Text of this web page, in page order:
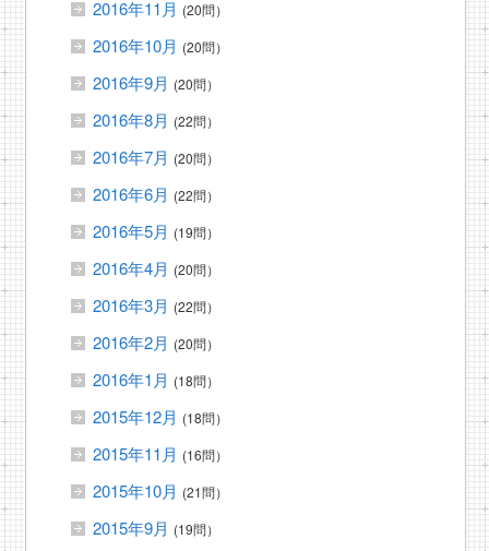
2016年11月 (20問）
2016年10月 (20問）
2016年9月 (20問）
2016年8月 (22問）
2016年7月 (20問）
2016年6月 (22問）
2016年5月 (19問）
2016年4月 (20問）
2016年3月 (22問）
2016年2月 (20問）
2016年1月 (18問）
2015年12月 (18問）
2015年11月 (16問）
2015年10月 (21問）
2015年9月 (19問）